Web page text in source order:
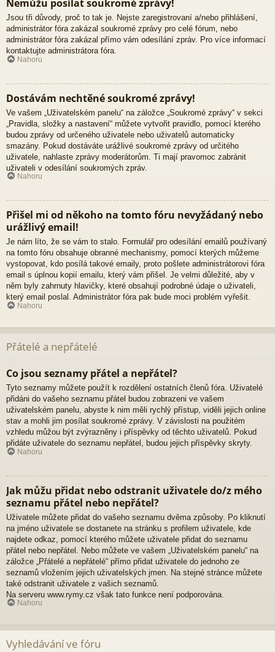
Nemůžu posílat soukromé zprávy!
Jsou tři důvody, proč to tak je. Nejste zaregistrovaní a/nebo přihlášení,
administrátor fóra zakázal soukromé zprávy pro celé fórum, nebo
administrátor fóra zakázal přímo vám odesílání zpráv. Pro více informací
kontaktujte administrátora fóra.
Nahoru
Dostávám nechtěné soukromé zprávy!
Ve vašem „Uživatelském panelu“ na záložce „Soukromé zprávy“ v sekci
„Pravidla, složky a nastavení“ můžete vytvořit pravidlo, pomocí kterého
budou zprávy od určeného uživatele nebo uživatelů automaticky
smazány. Pokud dostáváte urážlivé soukromé zprávy od určitého
uživatele, nahlaste zprávy moderátorům. Ti mají pravomoc zabránit
uživateli v odesílání soukromých zpráv.
Nahoru
Přišel mi od někoho na tomto fóru nevyžádaný nebo
urážlivý email!
Je nám líto, že se vám to stalo. Formulář pro odesílání emailů používaný
na tomto fóru obsahuje obranné mechanismy, pomocí kterých můžeme
vystopovat, kdo posílá takové emaily, proto pošlete administrátorovi fóra
email s úplnou kopií emailu, který vám přišel. Je velmi důležité, aby v
něm byly zahrnuty hlavičky, které obsahují podrobné údaje o uživateli,
který email poslal. Administrátor fóra pak bude moci problém vyřešit.
Nahoru
Přátelé a nepřátelé
Co jsou seznamy přátel a nepřátel?
Tyto seznamy můžete použít k rozdělení ostatních členů fóra. Uživatelé
přidáni do vašeho seznamu přátel budou zobrazeni ve vašem
uživatelském panelu, abyste k nim měli rychlý přístup, viděli jejich online
stav a mohli jim posílat soukromé zprávy. V závislosti na použitém
vzhledu můžou být zvýrazněny i příspěvky od těchto uživatelů. Pokud
přidáte uživatele do seznamu nepřátel, budou jejich příspěvky skryty.
Nahoru
Jak můžu přidat nebo odstranit uživatele do/z mého
seznamu přátel nebo nepřátel?
Uživatele můžete přidat do vašeho seznamu dvěma způsoby. Po kliknutí
na jméno uživatele se dostanete na stránku s profilem uživatele, kde
najdete odkaz, pomocí kterého můžete uživatele přidat do seznamu
přátel nebo nepřátel. Nebo můžete ve vašem „Uživatelském panelu“ na
záložce „Přátelé a nepřátelé“ přímo přidat uživatele do jednoho ze
seznamů vložením jejich uživatelských jmen. Na stejné stránce můžete
také odstranit uživatele z vašich seznamů.
Na serveru www.rymy.cz však tato funkce není podporována.
Nahoru
Vyhledávání ve fóru